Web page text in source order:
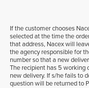
If the customer chooses
selected at the time the
that address, Nacex will
the agency responsible for
number so that a new
The recipient has 5 working
new delivery. If s/he fails to
question will be returned to